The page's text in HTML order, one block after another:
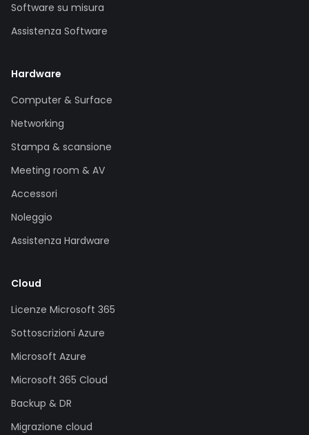
Software su misura
Assistenza Software
Hardware
Computer & Surface
Networking
Stampa & scansione
Meeting room & AV
Accessori
Noleggio
Assistenza Hardware
Cloud
Licenze Microsoft 365
Sottoscrizioni Azure
Microsoft Azure
Microsoft 365 Cloud
Backup & DR
Migrazione cloud